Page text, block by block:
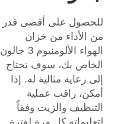
للحصول على أقصى قدر
من الأداء من خزان
الهواء الألومنيوم 3 جالون
الخاص بك، سوف تحتاج
إلى رعاية مثالية له. إذا
أمكن، راقب عملية
التنظيف والزيت وفقاً